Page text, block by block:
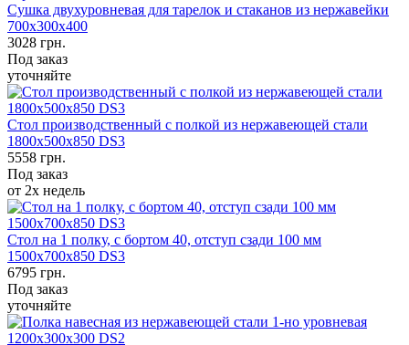
Сушка двухуровневая для тарелок и стаканов из нержавейки
700х300х400
3028 грн.
Под заказ
уточняйте
Стол производственный с полкой из нержавеющей стали
1800х500х850 DS3
5558 грн.
Под заказ
от 2х недель
Стол на 1 полку, с бортом 40, отступ сзади 100 мм
1500х700х850 DS3
6795 грн.
Под заказ
уточняйте